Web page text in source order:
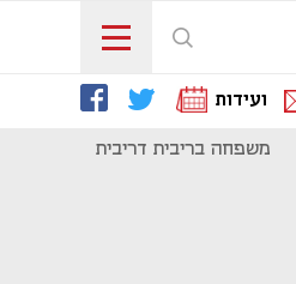
ועידות
משפחה בריבית דריבית